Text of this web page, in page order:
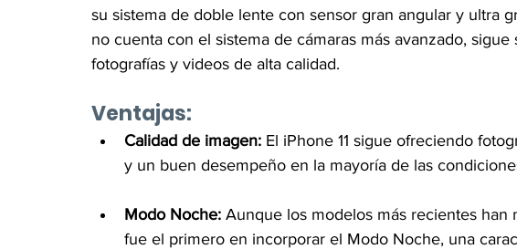
su sistema de doble lente con sensor gran angular y ultra
no cuenta con el sistema de cámaras más avanzado,
fotografías y videos de alta calidad.
Ventajas:
Calidad de imagen: El iPhone 11 sigue ofreciendo
y un buen desempeño en la mayoría de las
Modo Noche: Aunque los modelos más recientes han
fue el primero en incorporar el Modo Noche, una